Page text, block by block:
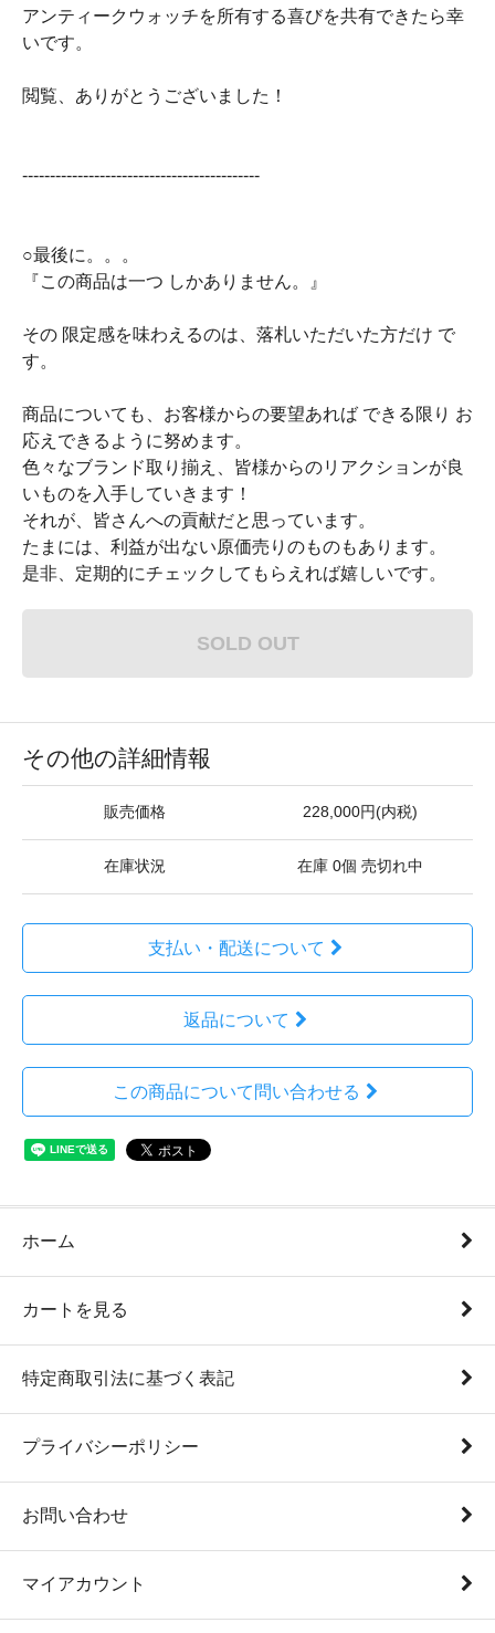
アンティークウォッチを所有する喜びを共有できたら幸
いです。
閲覧、ありがとうございました！
-------------------------------------------
○最後に。。。
『この商品は一つ しかありません。』
その 限定感を味わえるのは、落札いただいた方だけ で
す。
商品についても、お客様からの要望あれば できる限り お
応えできるように努めます。
色々なブランド取り揃え、皆様からのリアクションが良
いものを入手していきます！
それが、皆さんへの貢献だと思っています。
たまには、利益が出ない原価売りのものもあります。
是非、定期的にチェックしてもらえれば嬉しいです。
SOLD OUT
その他の詳細情報
販売価格 228,000円(内税)
在庫状況 在庫 0個 売切れ中
支払い・配送について
返品について
この商品について問い合わせる
ホーム
カートを見る
特定商取引法に基づく表記
プライバシーポリシー
お問い合わせ
マイアカウント